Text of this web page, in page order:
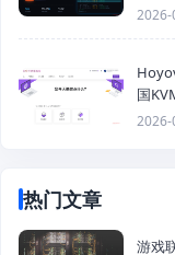
2026-
国
2026-
热门文章
游戏